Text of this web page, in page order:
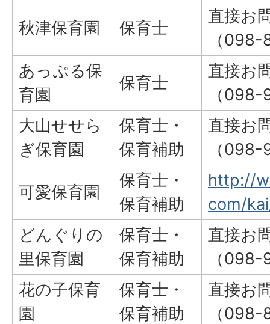
秋津保育園 保育士
直接お
（
あっぷる保
育園
保育士
直接お
（
大山せせら
ぎ保育園
保育士・
保育補助
直接お
（
可愛保育園
保育士・
保育補助
http://
com/
どんぐりの
里保育園
保育士・
保育補助
直接お
（
花の子保育
園
保育士・
保育補助
直接お
（